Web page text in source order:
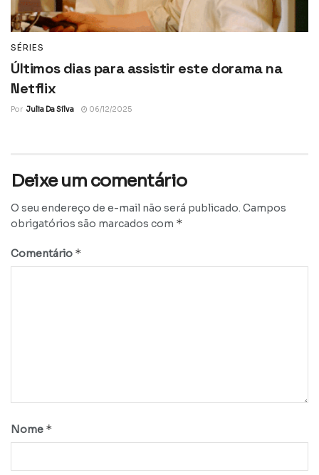
SÉRIES
Últimos dias para assistir este dorama na
Netflix
Por Julia Da Silva 06/12/2025
Deixe um comentário
O seu endereço de e-mail não será publicado. Campos
obrigatórios são marcados com *
Comentário *
Nome *